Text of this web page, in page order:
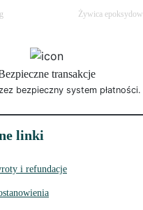
Żywica
transakcje
bezpieczny system płatności.
linki
i refundacje